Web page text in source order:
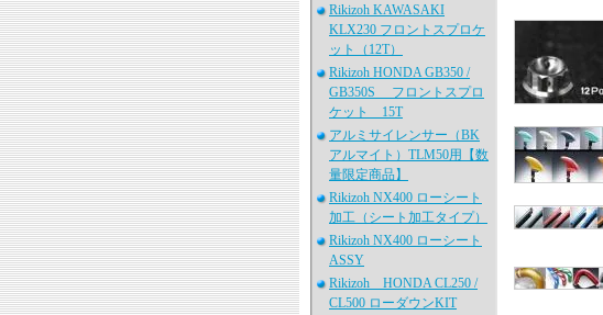
Rikizoh KAWASAKI
KLX230 フロントスプロケ
ット（12T）
Rikizoh HONDA GB350 /
GB350S フロントスプロ
ケット 15T
アルミサイレンサー（BK
アルマイト）TLM50用【数
量限定商品】
Rikizoh NX400 ローシート
加工（シート加工タイプ）
Rikizoh NX400 ローシート
ASSY
Rikizoh HONDA CL250 /
CL500 ローダウンKIT